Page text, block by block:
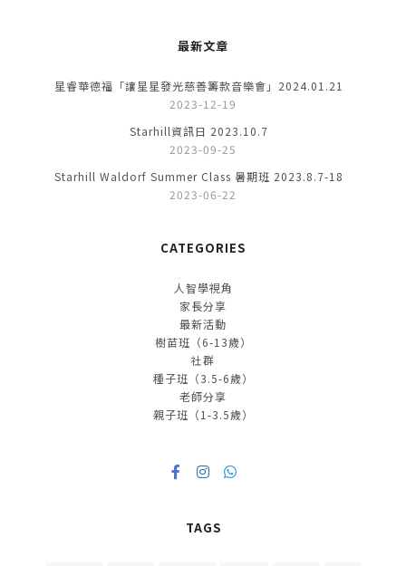
最新文章
星睿華德福「讓星星發光慈善籌款音樂會」2024.01.21
2023-12-19
Starhill資訊日 2023.10.7
2023-09-25
Starhill Waldorf Summer Class 暑期班 2023.8.7-18
2023-06-22
CATEGORIES
人智學視角
家長分享
最新活動
樹苗班（6-13歲）
社群
種子班（3.5-6歲）
老師分享
親子班（1-3.5歲）
TAGS